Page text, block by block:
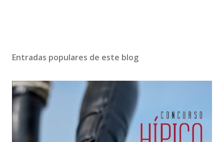
Entradas populares de este blog